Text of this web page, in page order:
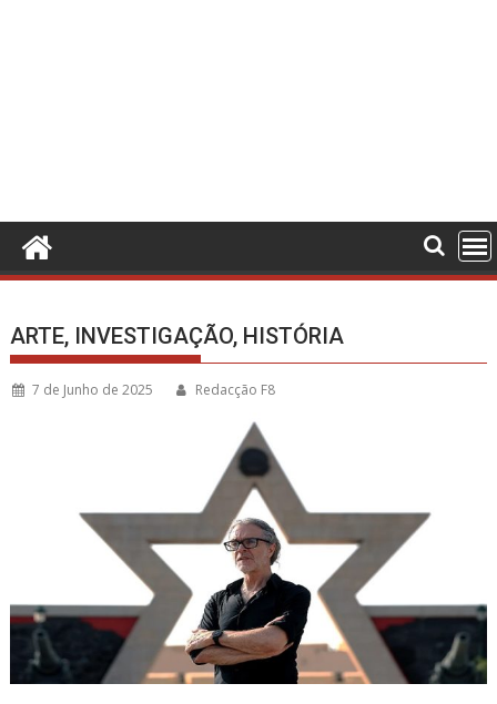
ARTE, INVESTIGAÇÃO, HISTÓRIA
7 de Junho de 2025 Redacção F8